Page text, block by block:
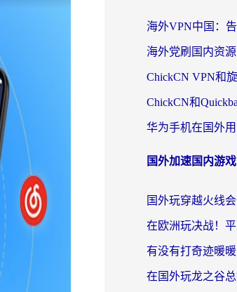
国外加速国内游戏